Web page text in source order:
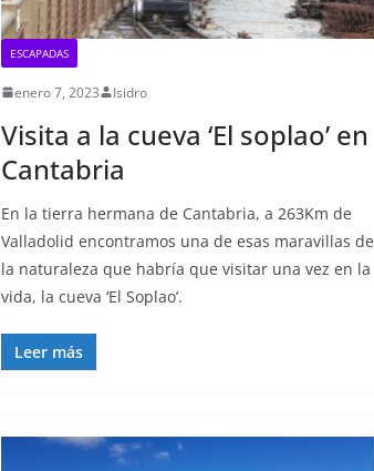
ESCAPADAS
enero 7, 2023 Isidro
Visita a la cueva ‘El soplao’ en
Cantabria
En la tierra hermana de Cantabria, a 263Km de
Valladolid encontramos una de esas maravillas de
la naturaleza que habría que visitar una vez en la
vida, la cueva ‘El Soplao’.
Leer más